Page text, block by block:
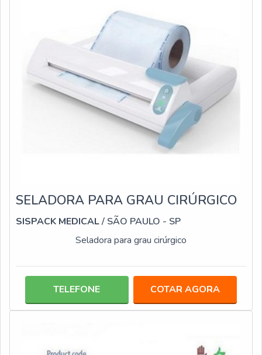
SELADORA PARA GRAU CIRÚRGICO
SISPACK MEDICAL/ SÃO PAULO - SP
Seladora para grau cirúrgico
TELEFONE COTAR AGORA